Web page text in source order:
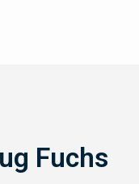
Fuchs